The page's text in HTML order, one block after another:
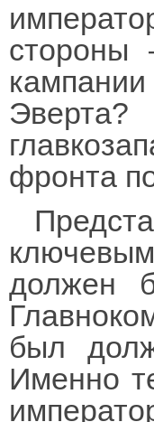
стороны
фронта
должен
был
Именно